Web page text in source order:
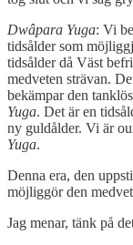
Dwâpara Yuga: Vi
tidsålder som
tidsålder då Väst
medveten strävan.
bekämpar den
Yuga. Det är en
ny guldålder. Vi är
Yuga.
Denna era, den
möjliggör den
Jag menar, tänk på